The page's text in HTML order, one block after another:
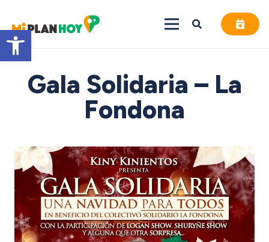
Abrir barra de herramientas
Gala Solidaria – La
Fondona